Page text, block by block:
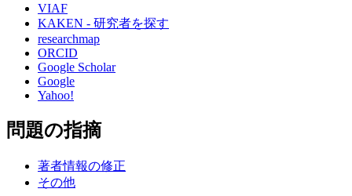
VIAF
KAKEN - 研究者を探す
researchmap
ORCID
Google Scholar
Google
Yahoo!
問題の指摘
著者情報の修正
その他